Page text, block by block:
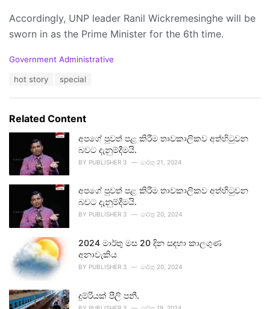
Accordingly, UNP leader Ranil Wickremesinghe will be
sworn in as the Prime Minister for the 6th time.
C
o
r
i
Government Administrative
:
hot story special
Related Content
අපගේ පුවත් පළ කිරීම තාවකාලිකව අත්හිටුවන
බවට දැනුම්දීමයි.
BY PUBLISHER 3 මාර්තු 21, 2024
අපගේ පුවත් පළ කිරීම තාවකාලිකව අත්හිටුවන
බවට දැනුම්දීමයි.
BY PUBLISHER 3 මාර්තු 20, 2024
2024 මාර්තු මස 20 දින සඳහා කාලගුණ
අනාවැකිය
BY PUBLISHER 3 මාර්තු 20, 2024
දුම්රියක් පීලි පනී.